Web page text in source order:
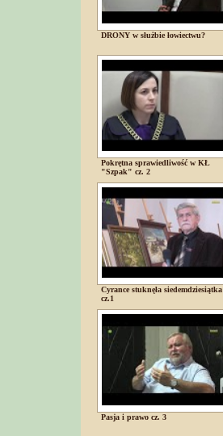
DRONY w służbie łowiectwu?
Pokrętna sprawiedliwość w KŁ
"Szpak" cz. 2
Cyrance stuknęła siedemdziesiątka
cz.1
Pasja i prawo cz. 3